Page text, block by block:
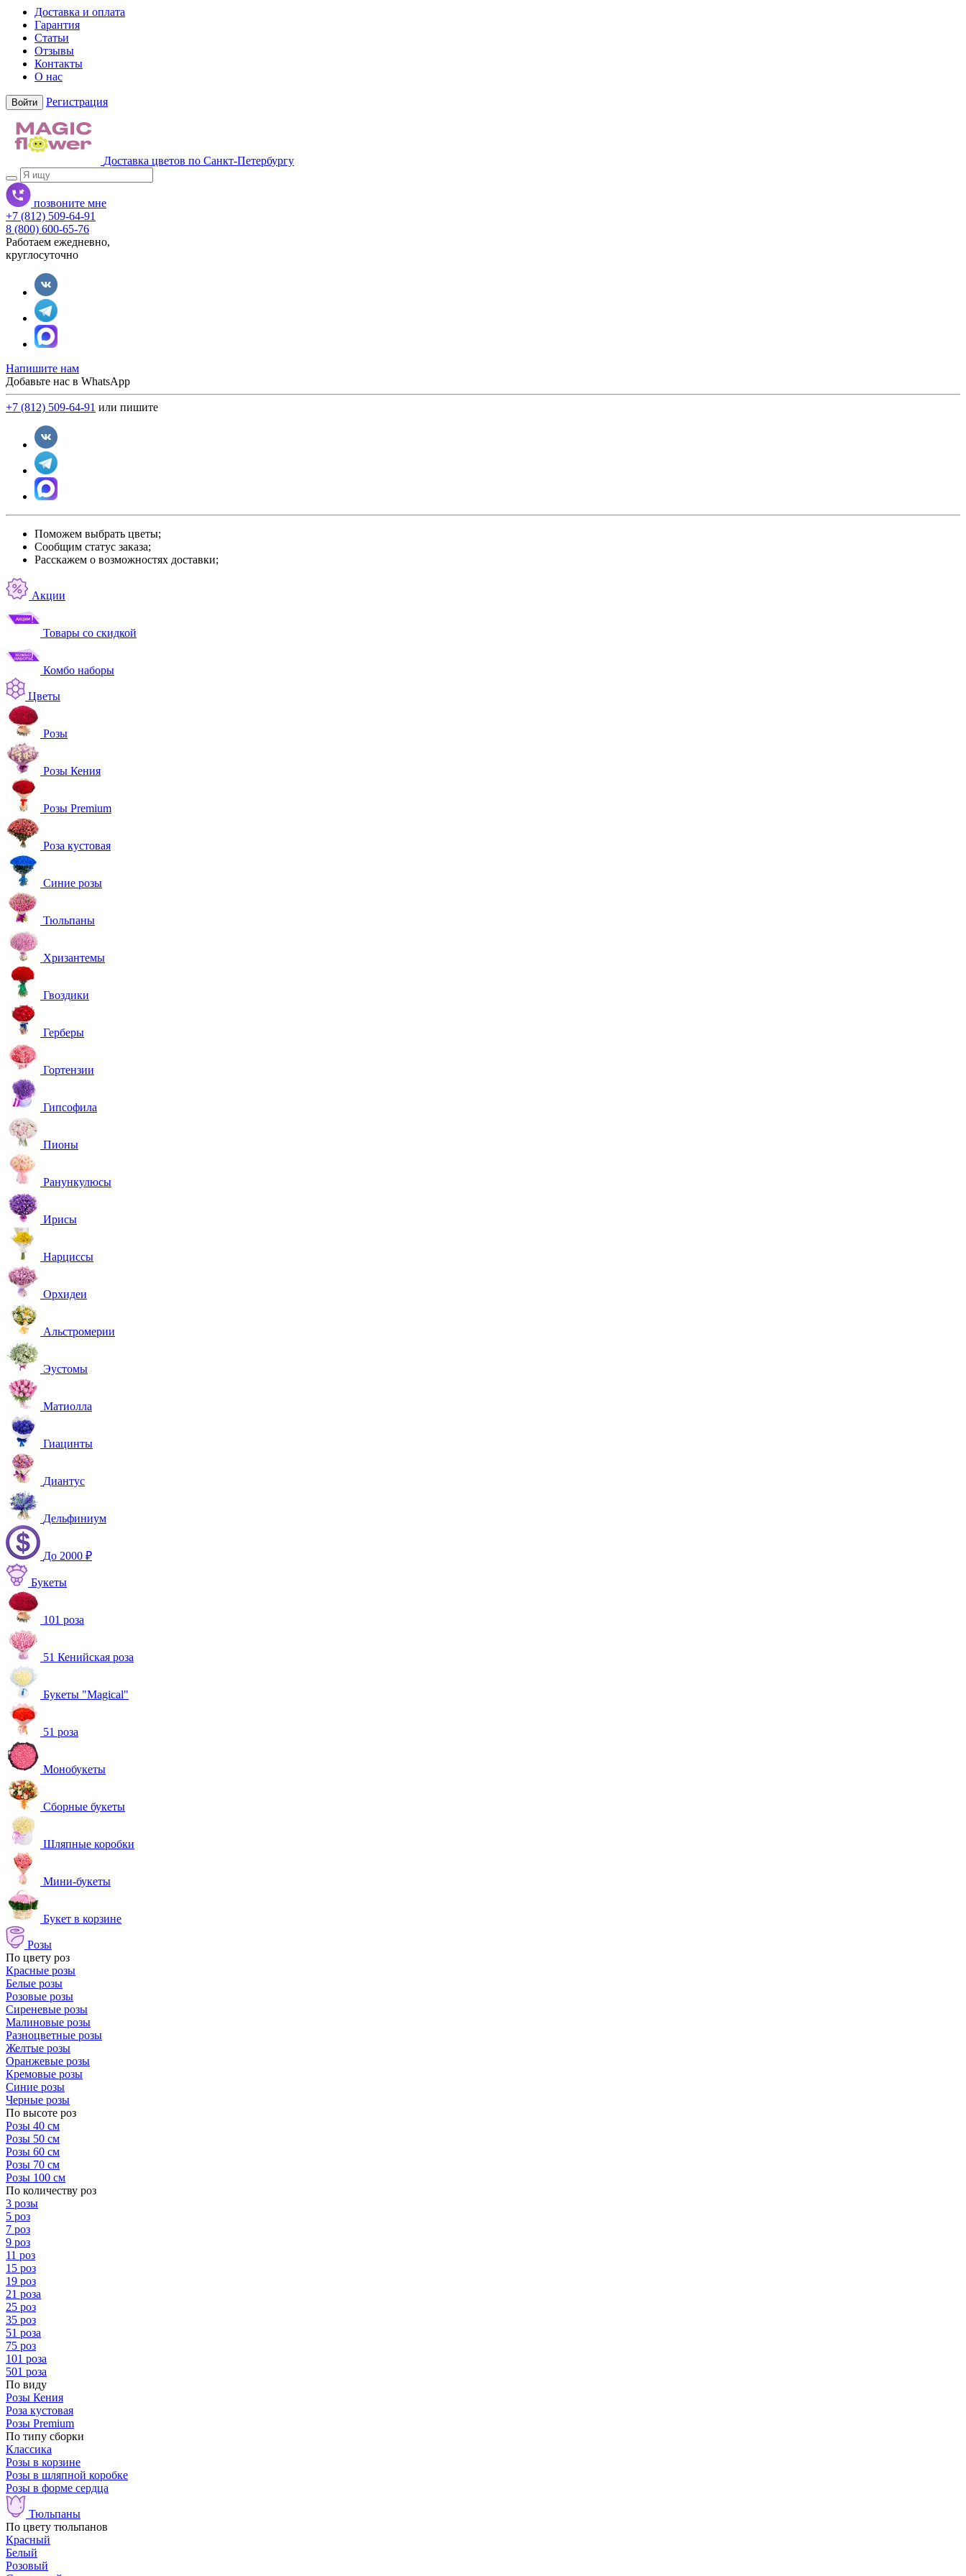
Доставка и оплата
Гарантия
Статьи
Отзывы
Контакты
О нас
Войти Регистрация
Доставка цветов по Санкт-Петербургу
позвоните мне
+7 (812) 509-64-91
8 (800) 600-65-76
Работаем ежедневно,
круглосуточно
Напишите нам
Добавьте нас в WhatsApp
+7 (812) 509-64-91 или пишите
Поможем выбрать цветы;
Сообщим статус заказа;
Расскажем о возможностях доставки;
Акции
Товары со скидкой
Комбо наборы
Цветы
Розы
Розы Кения
Розы Premium
Роза кустовая
Синие розы
Тюльпаны
Хризантемы
Гвоздики
Герберы
Гортензии
Гипсофила
Пионы
Ранункулюсы
Ирисы
Нарциссы
Орхидеи
Альстромерии
Эустомы
Матиолла
Гиацинты
Диантус
Дельфиниум
До 2000 ₽
Букеты
101 роза
51 Кенийская роза
Букеты "Magical"
51 роза
Монобукеты
Сборные букеты
Шляпные коробки
Мини-букеты
Букет в корзине
Розы
По цвету роз
Красные розы
Белые розы
Розовые розы
Сиреневые розы
Малиновые розы
Разноцветные розы
Желтые розы
Оранжевые розы
Кремовые розы
Синие розы
Черные розы
По высоте роз
Розы 40 см
Розы 50 см
Розы 60 см
Розы 70 см
Розы 100 см
По количеству роз
3 розы
5 роз
7 роз
9 роз
11 роз
15 роз
19 роз
21 роза
25 роз
35 роз
51 роза
75 роз
101 роза
501 роза
По виду
Розы Кения
Роза кустовая
Розы Premium
По типу сборки
Классика
Розы в корзине
Розы в шляпной коробке
Розы в форме сердца
Тюльпаны
По цвету тюльпанов
Красный
Белый
Розовый